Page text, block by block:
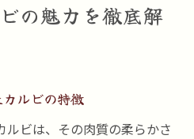
の魅力を徹底解
ルビの特徴
ビは、その肉質の柔らかさ